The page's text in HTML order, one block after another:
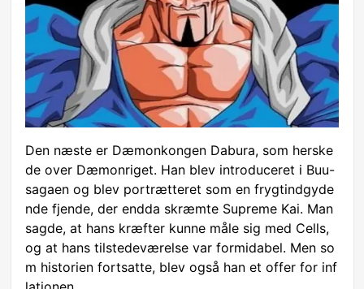
Den næste er Dæmonkongen Dabura, som herske
de over Dæmonriget. Han blev introduceret i Buu-
sagaen og blev portrætteret som en frygtindgyde
nde fjende, der endda skræmte Supreme Kai. Man
sagde, at hans kræfter kunne måle sig med Cells,
og at hans tilstedeværelse var formidabel. Men so
m historien fortsatte, blev også han et offer for inf